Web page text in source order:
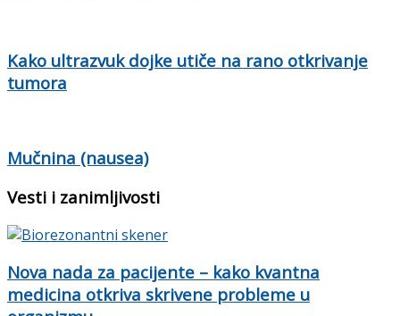
Kako ultrazvuk dojke utiče na rano otkrivanje
tumora
Mučnina (nausea)
Vesti i zanimljivosti
Nova nada za pacijente – kako kvantna
medicina otkriva skrivene probleme u